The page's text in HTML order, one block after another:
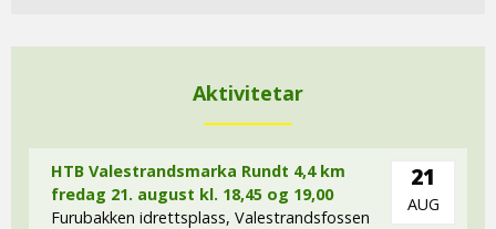
Aktivitetar
HTB Valestrandsmarka Rundt 4,4 km
fredag 21. august kl. 18,45 og 19,00
Furubakken idrettsplass, Valestrandsfossen
21
AUG